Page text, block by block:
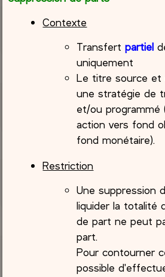
Contexte
Transfertpartiel
uniquement
Le titre source et
une stratégie de
et/ou programmé
action vers fond
fond monétaire).
Restriction
Une suppression
liquider la totalité
de part ne peut
part.
Pour contourner
possible